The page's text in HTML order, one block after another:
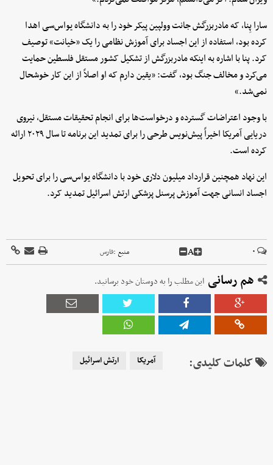
سارا پِنا، که مادربزرگش جانت وولپین پیکر خود را به دانشگاه یو‌اس‌سی اهدا
کرده بود، استفاده از این اجساد برای آموزش نظامی را یک «خیانت» توصیف
کرد. پنا با اشاره به اینکه مادربزرگش از تشکیل کشور مستقل فلسطین حمایت
می‌کرد و مخالف جنگ بود، گفت: «یقین دارم که او اصلاً از این کار خوشحال
نمی‌شد.»
با وجود اعتراضات گسترده و درخواست‌ها برای انجام تحقیقات مستقل، نیروی
دریایی آمریکا اخیراً پیش‌نویس طرحی را برای تمدید این برنامه تا سال ۲۰۲۹ ارائه
کرده است.
این نهاد همچنین قرارداد میلیون دلاری خود با دانشگاه یو‌اس‌سی را برای تحویل
اجساد انسانی جهت آموزش پرسنل پزشکی ارتش اسرائیل تمدید کرد.
۰ A منبع :فارس
هم رسانی این مطلب را به دوستان خود برسانید.
کلمات کلیدی: آمریکا ارتش اسرائیل